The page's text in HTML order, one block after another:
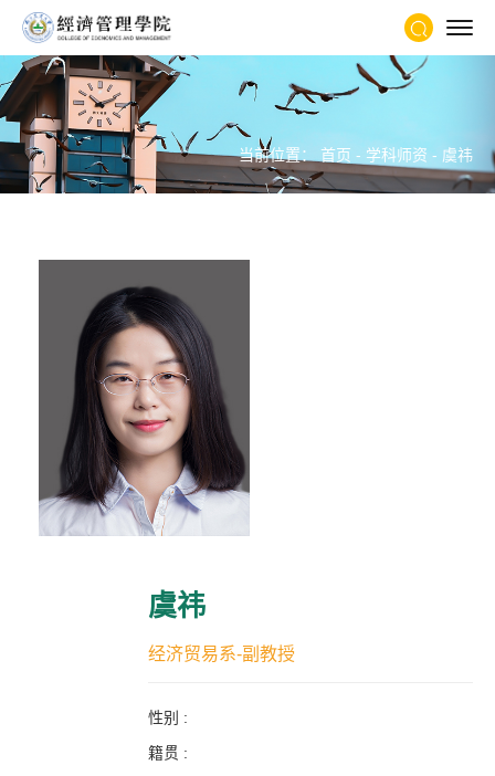
当前位置： 首页 - 学科师资 - 虞祎
虞祎
经济贸易系-副教授
性别 :
籍贯 :